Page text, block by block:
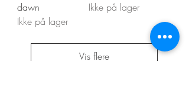
dawn
Ikke på lager
Ikke på lager
Vis flere